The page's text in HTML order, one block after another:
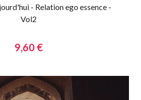
- Relation ego essence -
Vol2
9,60 €